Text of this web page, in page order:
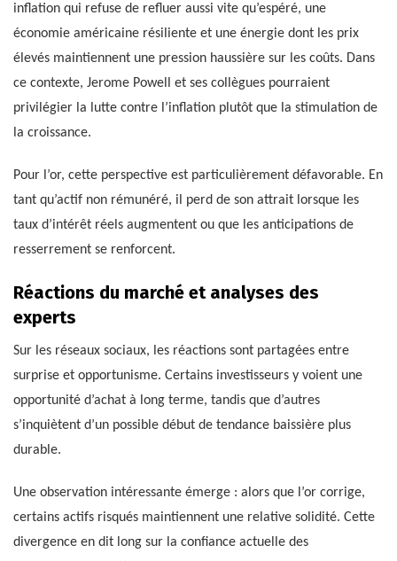
inflation qui refuse de refluer aussi vite qu’espéré, une
économie américaine résiliente et une énergie dont les prix
élevés maintiennent une pression haussière sur les coûts. Dans
ce contexte, Jerome Powell et ses collègues pourraient
privilégier la lutte contre l’inflation plutôt que la stimulation de
la croissance.
Pour l’or, cette perspective est particulièrement défavorable. En
tant qu’actif non rémunéré, il perd de son attrait lorsque les
taux d’intérêt réels augmentent ou que les anticipations de
resserrement se renforcent.
Réactions du marché et analyses des
experts
Sur les réseaux sociaux, les réactions sont partagées entre
surprise et opportunisme. Certains investisseurs y voient une
opportunité d’achat à long terme, tandis que d’autres
s’inquiètent d’un possible début de tendance baissière plus
durable.
Une observation intéressante émerge : alors que l’or corrige,
certains actifs risqués maintiennent une relative solidité. Cette
divergence en dit long sur la confiance actuelle des